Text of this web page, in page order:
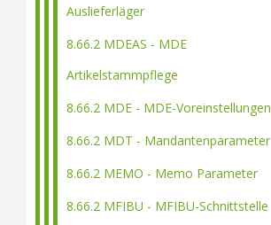
Auslieferläger
8.66.2 MDEAS - MDE
Artikelstammpflege
8.66.2 MDE - MDE-Voreinstellungen
8.66.2 MDT - Mandantenparameter
8.66.2 MEMO - Memo Parameter
8.66.2 MFIBU - MFIBU-Schnittstelle